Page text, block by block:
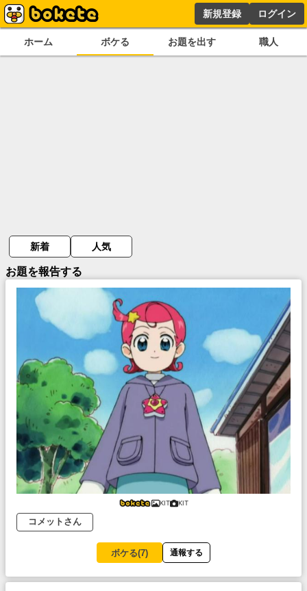
新規登録 ログイン
ホーム ボケる お題を出す 職人
新着 人気
お題を報告する
KIT KIT
コメットさん
ボケる(7) 通報する